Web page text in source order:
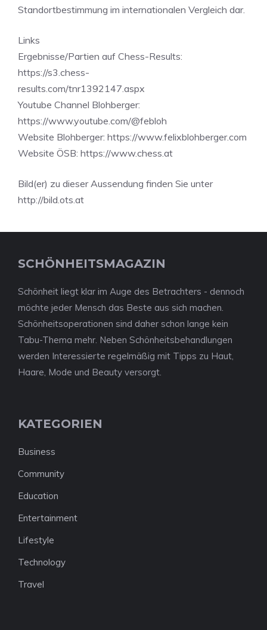
Standortbestimmung im internationalen Vergleich dar.
Links
Ergebnisse/Partien auf Chess-Results:
https://s3.chess-
results.com/tnr1392147.aspx
Youtube Channel Blohberger:
https://www.youtube.com/@febloh
Website Blohberger: https://www.felixblohberger.com
Website ÖSB: https://www.chess.at
Bild(er) zu dieser Aussendung finden Sie unter
http://bild.ots.at
SCHÖNHEITSMAGAZIN
Schönheit liegt klar im Auge des Betrachters - dennoch
möchte jeder Mensch das Beste aus sich machen.
Schönheitsoperationen sind daher schon lange kein
Tabu-Thema mehr. Neben Schönheitsbehandlungen
werden Interessierte regelmäßig mit Tipps zu Haut,
Haare, Mode und Beauty versorgt.
KATEGORIEN
Business
Community
Education
Entertainment
Lifestyle
Technology
Travel